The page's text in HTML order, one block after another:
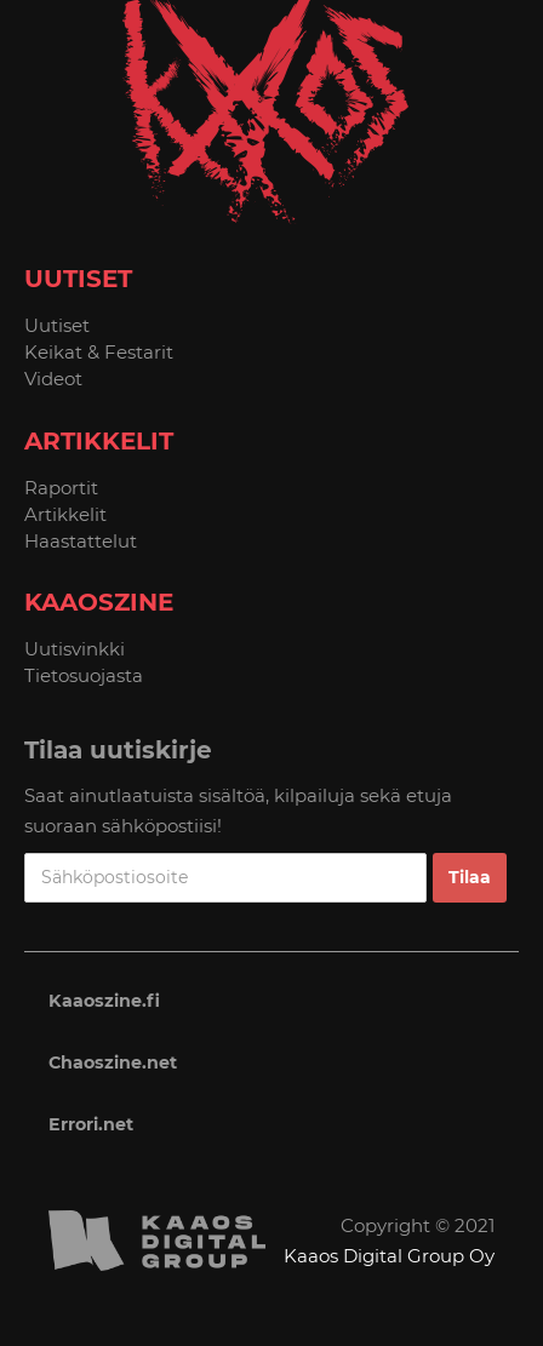
UUTISET
Uutiset
Keikat & Festarit
Videot
ARTIKKELIT
Raportit
Artikkelit
Haastattelut
KAAOSZINE
Uutisvinkki
Tietosuojasta
Tilaa uutiskirje
Saat ainutlaatuista sisältöä, kilpailuja sekä etuja
suoraan sähköpostiisi!
Kaaoszine.fi
Chaoszine.net
Errori.net
Copyright © 2021
Kaaos Digital Group Oy